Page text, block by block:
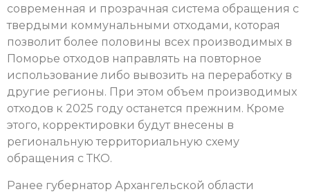
современная и прозрачная система обращения с
твердыми коммунальными отходами, которая
позволит более половины всех производимых в
Поморье отходов направлять на повторное
использование либо вывозить на переработку в
другие регионы. При этом объем производимых
отходов к 2025 году останется прежним. Кроме
этого, корректировки будут внесены в
региональную территориальную схему
обращения с ТКО.
Ранее губернатор Архангельской области